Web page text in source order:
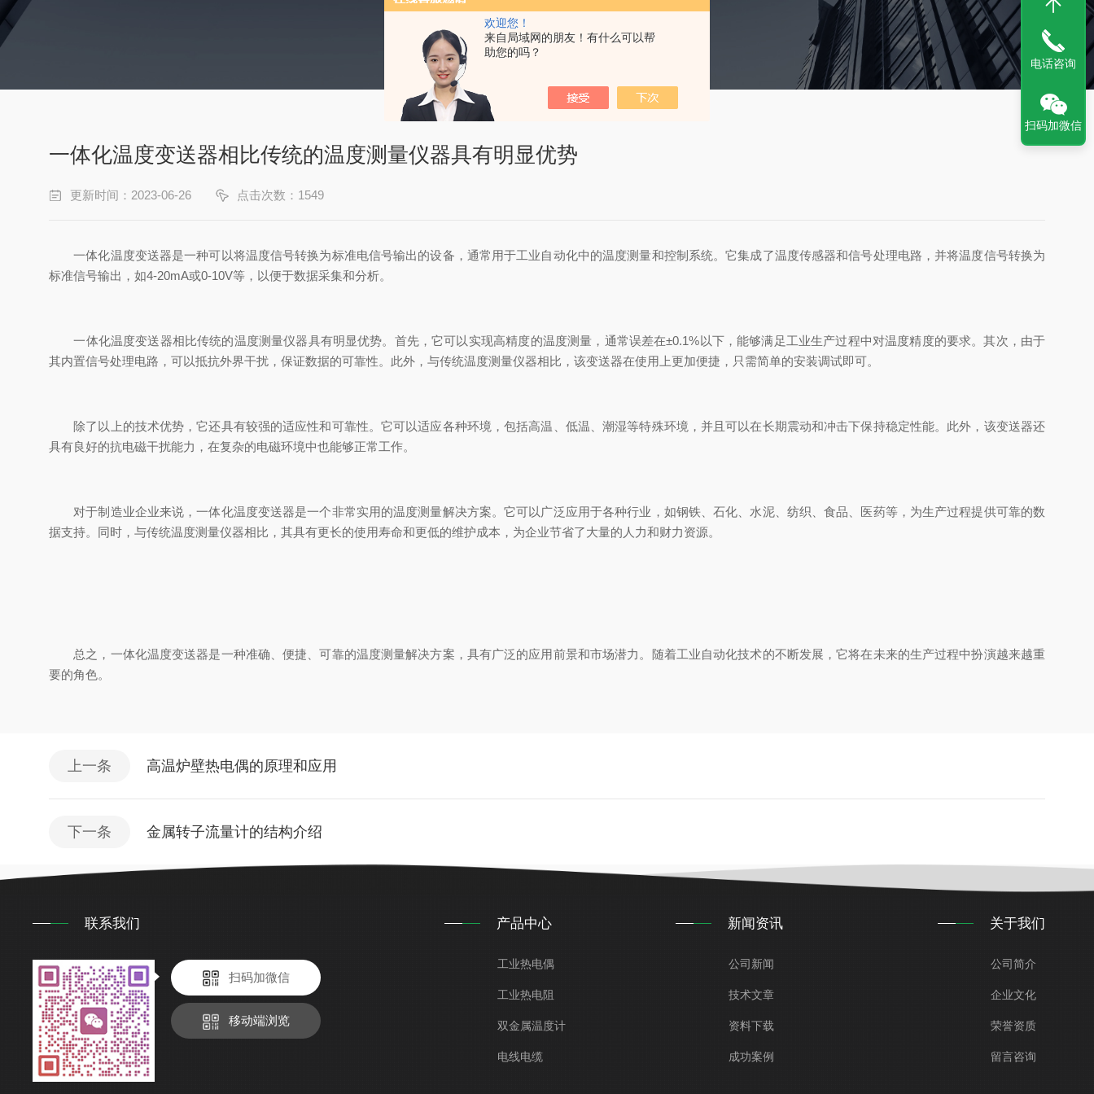
欢迎您！
来自局域网的朋友！有什么可以帮
助您的吗？
一体化温度变送器相比传统的温度测量仪器具有明显优势
更新时间：2023-06-26 点击次数：1549
一体化温度变送器是一种可以将温度信号转换为标准电信号输出的设备，通常用于工业自动化中的温度测量和控制系统。它集成了温度传感器和信号处理电路，并将温度信号转换为
标准信号输出，如4-20mA或0-10V等，以便于数据采集和分析。
一体化温度变送器相比传统的温度测量仪器具有明显优势。首先，它可以实现高精度的温度测量，通常误差在±0.1%以下，能够满足工业生产过程中对温度精度的要求。其次，由于
其内置信号处理电路，可以抵抗外界干扰，保证数据的可靠性。此外，与传统温度测量仪器相比，该变送器在使用上更加便捷，只需简单的安装调试即可。
除了以上的技术优势，它还具有较强的适应性和可靠性。它可以适应各种环境，包括高温、低温、潮湿等特殊环境，并且可以在长期震动和冲击下保持稳定性能。此外，该变送器还
具有良好的抗电磁干扰能力，在复杂的电磁环境中也能够正常工作。
对于制造业企业来说，一体化温度变送器是一个非常实用的温度测量解决方案。它可以广泛应用于各种行业，如钢铁、石化、水泥、纺织、食品、医药等，为生产过程提供可靠的数
据支持。同时，与传统温度测量仪器相比，其具有更长的使用寿命和更低的维护成本，为企业节省了大量的人力和财力资源。
总之，一体化温度变送器是一种准确、便捷、可靠的温度测量解决方案，具有广泛的应用前景和市场潜力。随着工业自动化技术的不断发展，它将在未来的生产过程中扮演越来越重
要的角色。
上一条 高温炉壁热电偶的原理和应用
下一条 金属转子流量计的结构介绍
联系我们
扫码加微信
移动端浏览
产品中心
工业热电偶
工业热电阻
双金属温度计
电线电缆
新闻资讯
公司新闻
技术文章
资料下载
成功案例
关于我们
公司简介
企业文化
荣誉资质
留言咨询
电话咨询
扫码加微信